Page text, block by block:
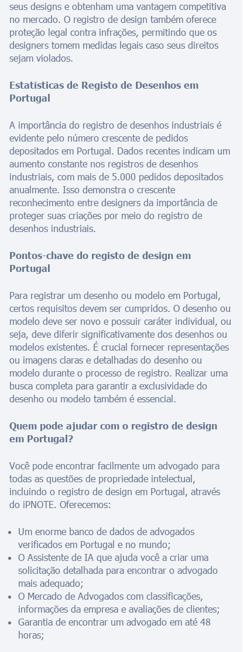
seus designs e obtenham uma vantagem competitiva
no mercado. O registro de design também oferece
proteção legal contra infrações, permitindo que os
designers tomem medidas legais caso seus direitos
sejam violados.
Estatísticas de Registo de Desenhos em
Portugal
A importância do registro de desenhos industriais é
evidente pelo número crescente de pedidos
depositados em Portugal. Dados recentes indicam um
aumento constante nos registros de desenhos
industriais, com mais de 5.000 pedidos depositados
anualmente. Isso demonstra o crescente
reconhecimento entre designers da importância de
proteger suas criações por meio do registro de
desenhos industriais.
Pontos-chave do registo de design em
Portugal
Para registrar um desenho ou modelo em Portugal,
certos requisitos devem ser cumpridos. O desenho ou
modelo deve ser novo e possuir caráter individual, ou
seja, deve diferir significativamente dos desenhos ou
modelos existentes. É crucial fornecer representações
ou imagens claras e detalhadas do desenho ou
modelo durante o processo de registro. Realizar uma
busca completa para garantir a exclusividade do
desenho ou modelo também é essencial.
Quem pode ajudar com o registro de design
em Portugal?
Você pode encontrar facilmente um advogado para
todas as questões de propriedade intelectual,
incluindo o registro de design em Portugal, através
do iPNOTE. Oferecemos:
Um enorme banco de dados de advogados
verificados em Portugal e no mundo;
O Assistente de IA que ajuda você a criar uma
solicitação detalhada para encontrar o advogado
mais adequado;
O Mercado de Advogados com classificações,
informações da empresa e avaliações de clientes;
Garantia de encontrar um advogado em até 48
horas;